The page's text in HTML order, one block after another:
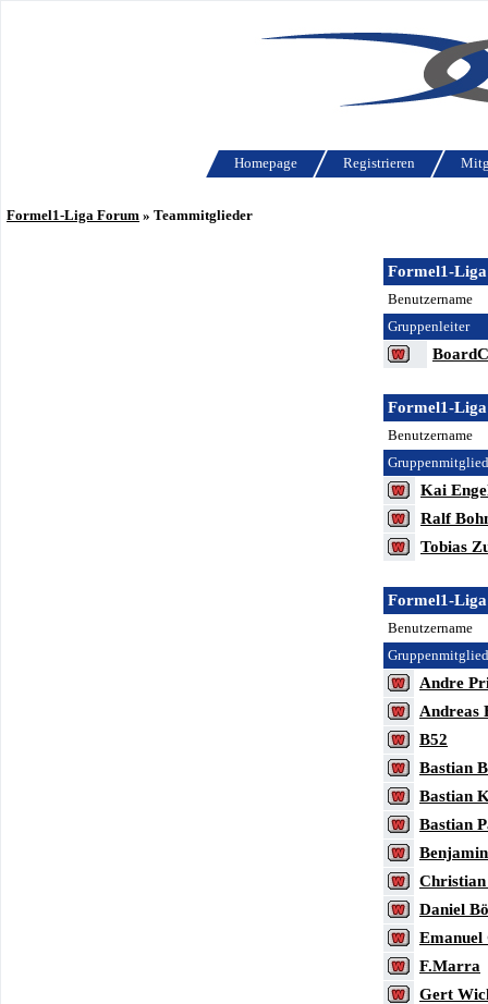
Homepage Registrieren
Formel1-Liga Forum » Teammitglieder
Formel1-
Benutzername
Gruppenleiter
Formel1-
Benutzername
Kai
Ralf
Tobias
Formel1-
Benutzername
Andre
Andreas
B52
Bastian
Bastian
Bastian
Daniel
Emanuel
F.Marra
Gert